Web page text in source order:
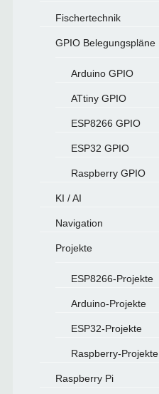
Fischertechnik
GPIO Belegungspläne
Arduino GPIO
ATtiny GPIO
ESP8266 GPIO
ESP32 GPIO
Raspberry GPIO
KI / AI
Navigation
Projekte
ESP8266-Projekte
Arduino-Projekte
ESP32-Projekte
Raspberry-Projekte
Raspberry Pi